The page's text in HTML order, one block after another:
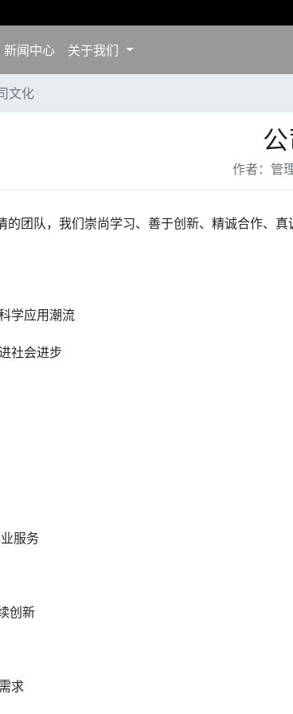
新闻中心 关于我们
文化
作者：管
的团队，我们崇尚学习、善于创新、精诚合作、
学应用潮流
社会进步
服务
创新
求